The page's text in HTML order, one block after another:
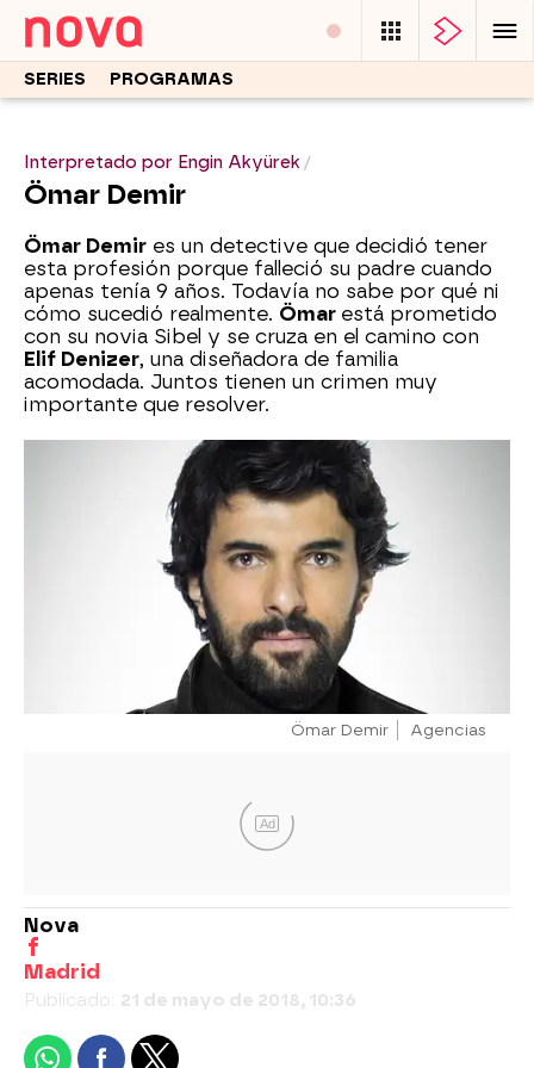
SERIES PROGRAMAS
Interpretado por Engin Akyürek
Ömar Demir
Ömar Demir es un detective que decidió tener
esta profesión porque falleció su padre cuando
apenas tenía 9 años. Todavía no sabe por qué ni
cómo sucedió realmente. Ömar está prometido
con su novia Sibel y se cruza en el camino con
Elif Denizer, una diseñadora de familia
acomodada. Juntos tienen un crimen muy
importante que resolver.
Ömar Demir Agencias
Ad
Nova
Madrid
Publicado: 21 de mayo de 2018, 10:36